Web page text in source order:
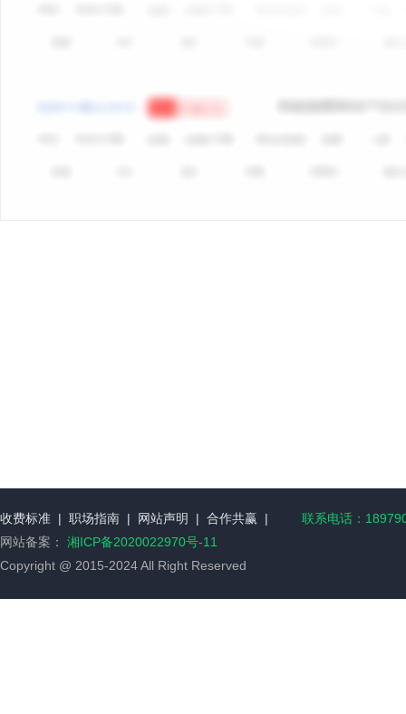
收费标准 | 职场指南 | 网站声明 | 合作共赢 |
联系电话：
网站备案： 湘ICP备2020022970号-11
Copyright @ 2015-2024 All Right Reserved